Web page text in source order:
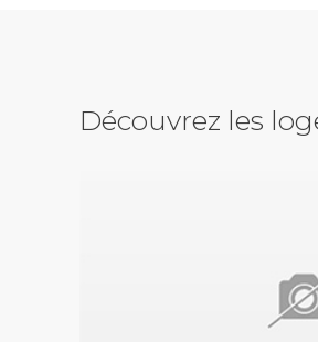
Découvrez les